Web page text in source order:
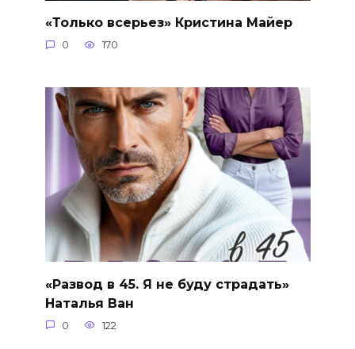
«Только всерьез» Кристина Майер
0 170
«Развод в 45. Я не буду страдать»
Наталья Ван
0 122